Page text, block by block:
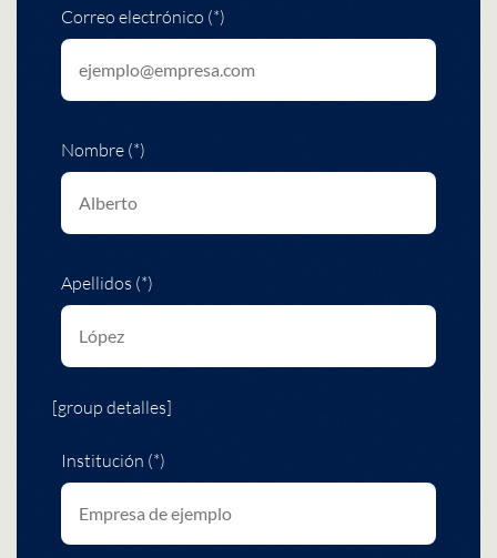
Correo electrónico (*)
Nombre (*)
Apellidos (*)
[group detalles]
Institución (*)